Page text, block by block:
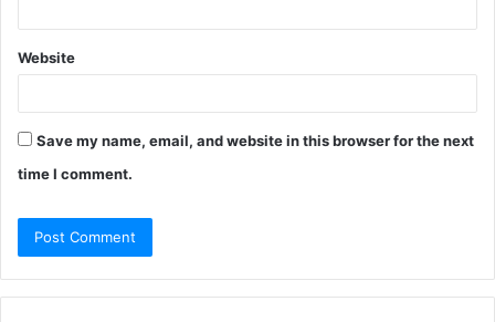
Website
Save my name, email, and website in this browser for the next
time I comment.